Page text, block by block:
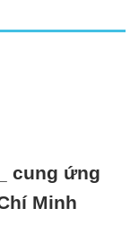
cung ứng
Minh